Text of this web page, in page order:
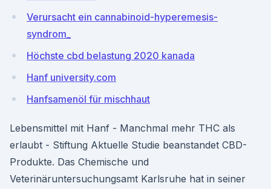
Verursacht ein cannabinoid-hyperemesis-
syndrom_
Höchste cbd belastung 2020 kanada
Hanf university.com
Hanfsamenöl für mischhaut
Lebensmittel mit Hanf - Manchmal mehr THC als
erlaubt - Stiftung Aktuelle Studie bean­standet CBD-
Produkte. Das Chemische und
Veterinäruntersuchungsamt Karlsruhe hat in seiner